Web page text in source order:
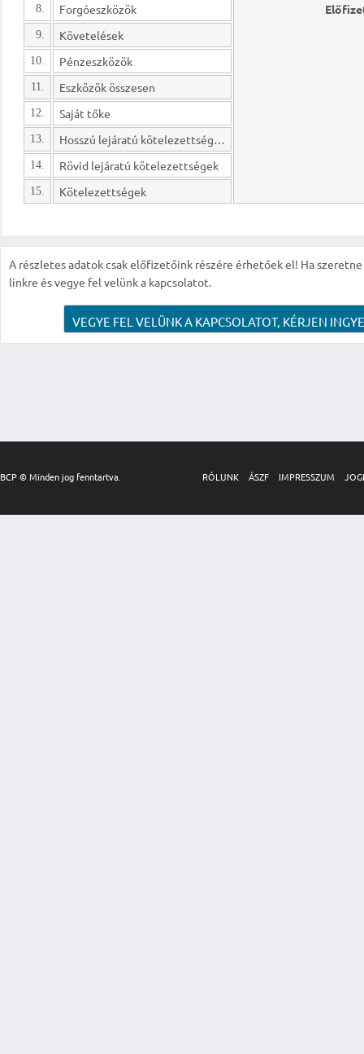
8. Forgóeszközök
9. Követelések
10. Pénzeszközök
11. Eszközök összesen
12. Saját tőke
13. Hosszú lejáratú kötelezettségek
14. Rövid lejáratú kötelezettségek
15. Kötelezettségek
A részletes adatok csak előfizetőink részére érhetőek el! Ha
linkre és vegye fel velünk a kapcsolatot.
VEGYE FEL VELÜNK A KAPCSOLATOT, KÉRJEN
BCP © Minden jog fenntartva. RÓLUNK ÁSZF IMPRESSZUM